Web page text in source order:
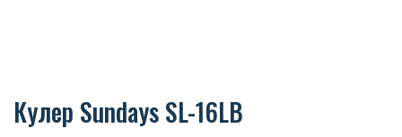
Кулер Sundays SL-16LB